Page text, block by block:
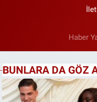
Haber